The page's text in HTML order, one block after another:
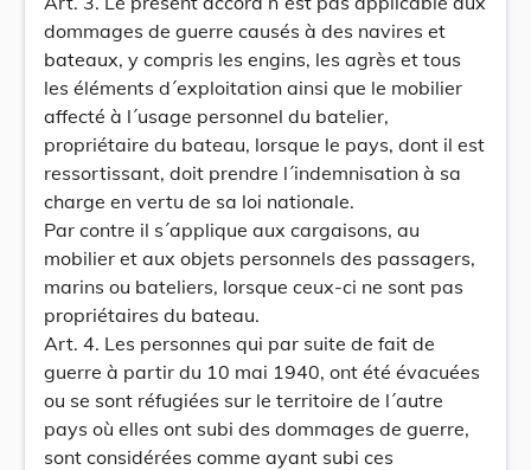
dommages de guerre causés à des navires et
bateaux, y compris les engins, les agrès et tous
les éléments d´exploitation ainsi que le mobilier
affecté à l´usage personnel du batelier,
propriétaire du bateau, lorsque le pays, dont il est
ressortissant, doit prendre l´indemnisation à sa
charge en vertu de sa loi nationale.
Par contre il s´applique aux cargaisons, au
mobilier et aux objets personnels des passagers,
marins ou bateliers, lorsque ceux-ci ne sont pas
propriétaires du bateau.
Art. 4. Les personnes qui par suite de fait de
guerre à partir du 10 mai 1940, ont été évacuées
ou se sont réfugiées sur le territoire de l´autre
pays où elles ont subi des dommages de guerre,
sont considérées comme ayant subi ces